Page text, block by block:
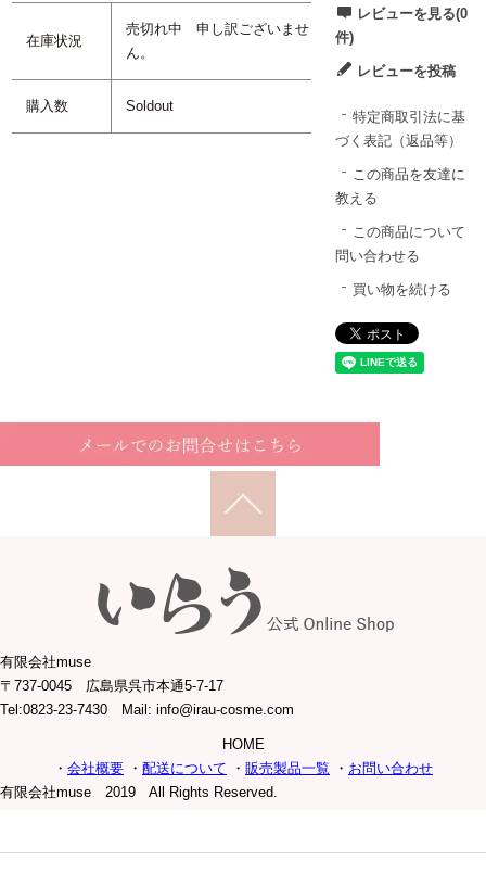
在庫状況
売切れ中 申し訳ございませ
ん。
購入数 Soldout
レビューを見る(0
件)
レビューを投稿
特定商取引法に基
づく表記（返品等）
この商品を友達に
教える
この商品について
問い合わせる
買い物を続ける
有限会社muse
〒737-0045 広島県呉市本通5-7-17
Tel:0823-23-7430 Mail: info@irau-cosme.com
HOME
・ 会社概要 ・ 配送について ・ 販売製品一覧 ・ お問い合わせ
有限会社muse 2019 All Rights Reserved.